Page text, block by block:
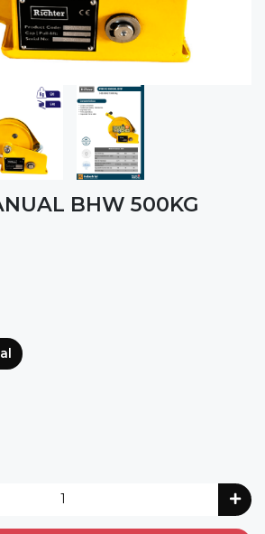
BHW 500KG